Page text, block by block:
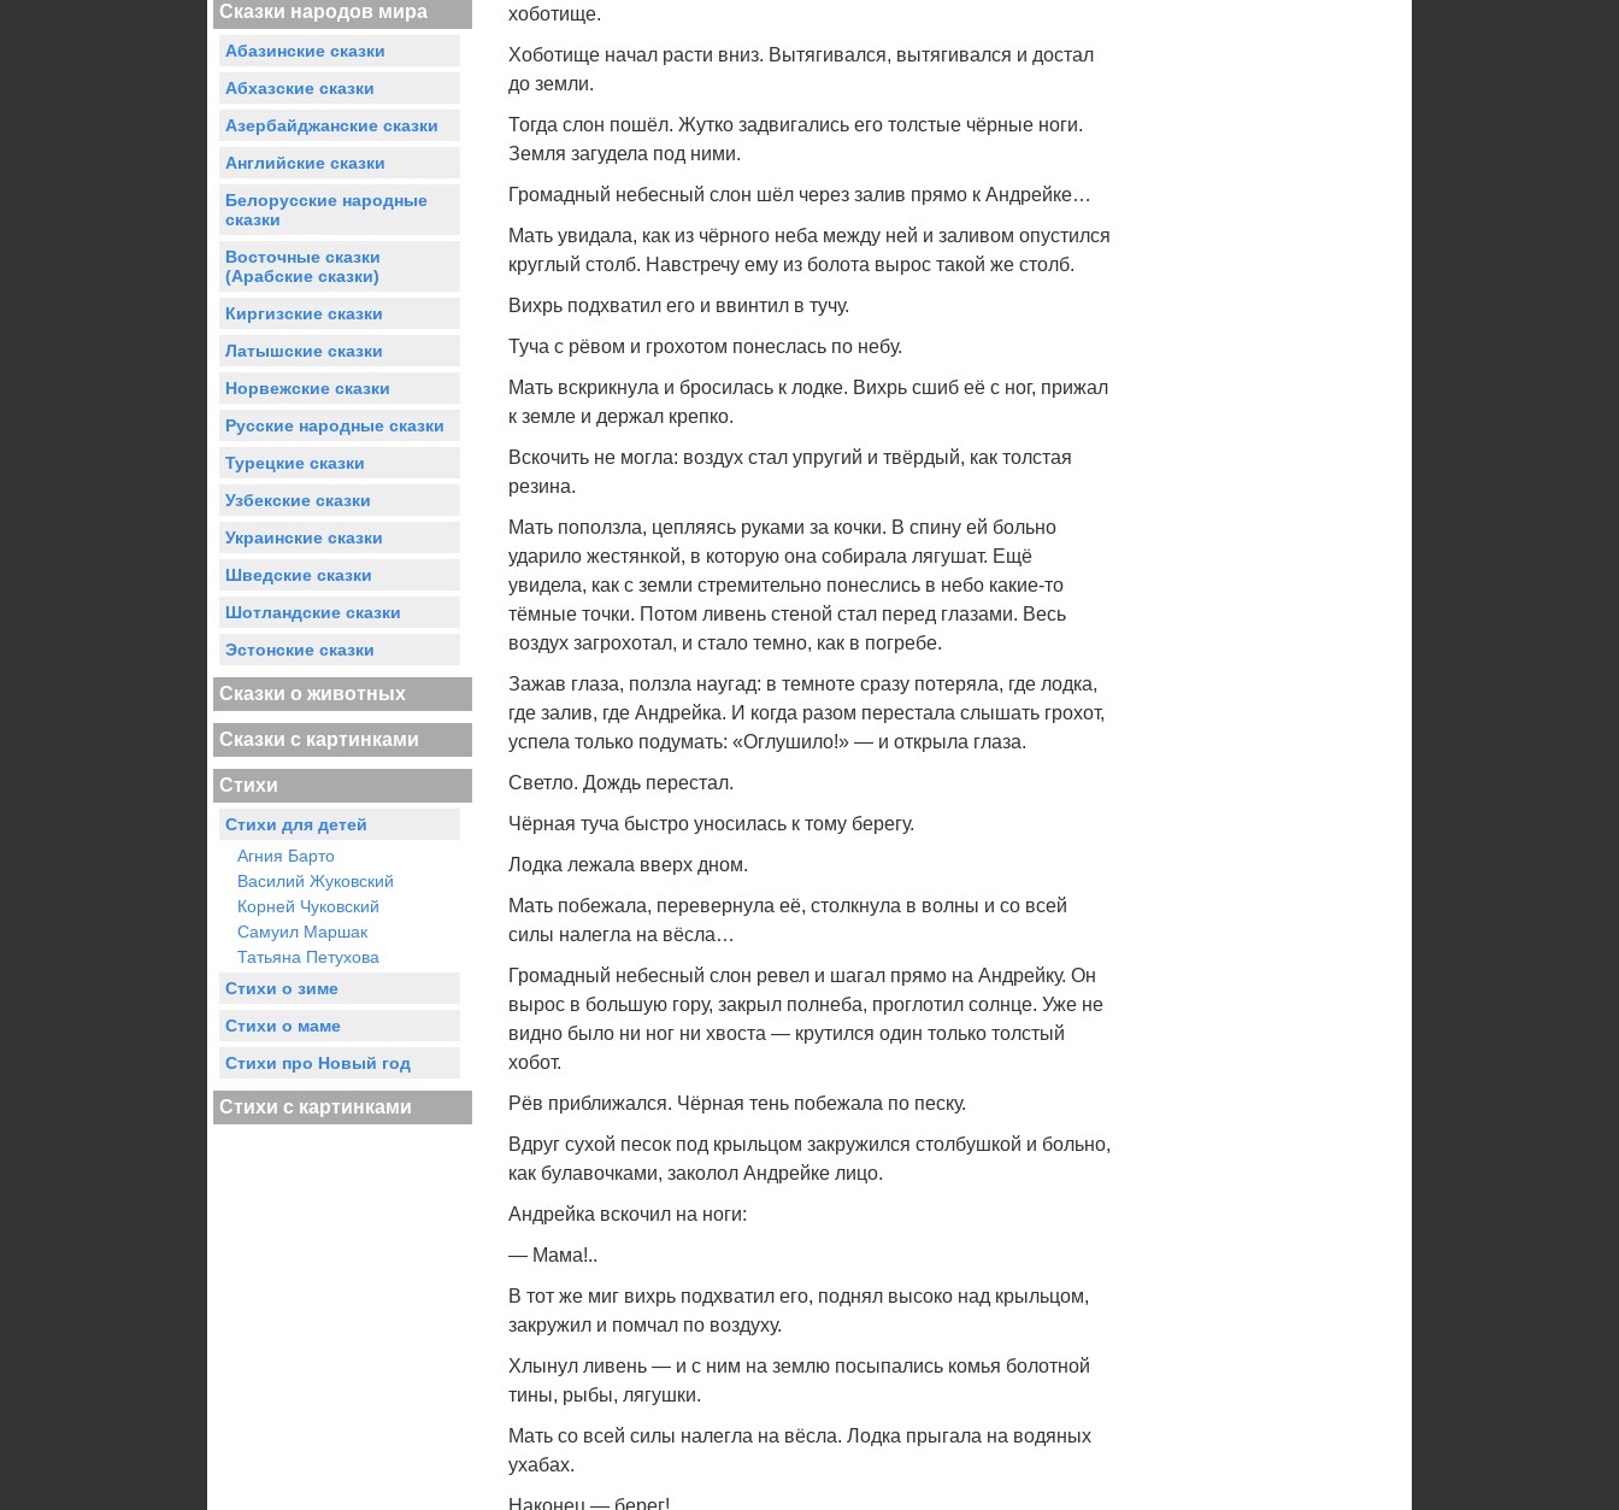
Сказки народов мира
Абазинские сказки
Абхазские сказки
Азербайджанские сказки
Английские сказки
Белорусские народные
сказки
Восточные сказки
(Арабские сказки)
Киргизские сказки
Латышские сказки
Норвежские сказки
Русские народные сказки
Турецкие сказки
Узбекские сказки
Украинские сказки
Шведские сказки
Шотландские сказки
Эстонские сказки
Сказки о животных
Сказки с картинками
Стихи
Стихи для детей
Агния Барто
Василий Жуковский
Корней Чуковский
Самуил Маршак
Татьяна Петухова
Стихи о зиме
Стихи о маме
Стихи про Новый год
Стихи с картинками
хоботище.
Хоботище начал расти вниз. Вытягивался, вытягивался и достал
до земли.
Тогда слон пошёл. Жутко задвигались его толстые чёрные ноги.
Земля загудела под ними.
Громадный небесный слон шёл через залив прямо к Андрейке…
Мать увидала, как из чёрного неба между ней и заливом опустился
круглый столб. Навстречу ему из болота вырос такой же столб.
Вихрь подхватил его и ввинтил в тучу.
Туча с рёвом и грохотом понеслась по небу.
Мать вскрикнула и бросилась к лодке. Вихрь сшиб её с ног, прижал
к земле и держал крепко.
Вскочить не могла: воздух стал упругий и твёрдый, как толстая
резина.
Мать поползла, цепляясь руками за кочки. В спину ей больно
ударило жестянкой, в которую она собирала лягушат. Ещё
увидела, как с земли стремительно понеслись в небо какие-то
тёмные точки. Потом ливень стеной стал перед глазами. Весь
воздух загрохотал, и стало темно, как в погребе.
Зажав глаза, ползла наугад: в темноте сразу потеряла, где лодка,
где залив, где Андрейка. И когда разом перестала слышать грохот,
успела только подумать: «Оглушило!» — и открыла глаза.
Светло. Дождь перестал.
Чёрная туча быстро уносилась к тому берегу.
Лодка лежала вверх дном.
Мать побежала, перевернула её, столкнула в волны и со всей
силы налегла на вёсла…
Громадный небесный слон ревел и шагал прямо на Андрейку. Он
вырос в большую гору, закрыл полнеба, проглотил солнце. Уже не
видно было ни ног ни хвоста — крутился один только толстый
хобот.
Рёв приближался. Чёрная тень побежала по песку.
Вдруг сухой песок под крыльцом закружился столбушкой и больно,
как булавочками, заколол Андрейке лицо.
Андрейка вскочил на ноги:
— Мама!..
В тот же миг вихрь подхватил его, поднял высоко над крыльцом,
закружил и помчал по воздуху.
Хлынул ливень — и с ним на землю посыпались комья болотной
тины, рыбы, лягушки.
Мать со всей силы налегла на вёсла. Лодка прыгала на водяных
ухабах.
Наконец — берег!